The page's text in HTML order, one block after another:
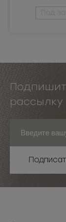
Под
рассылку